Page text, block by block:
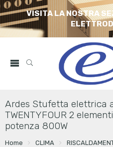
VISITA LA NOSTRA
Ardes Stufetta elettrica
TWENTYFOUR 2
potenza 800W
Home CLIMA